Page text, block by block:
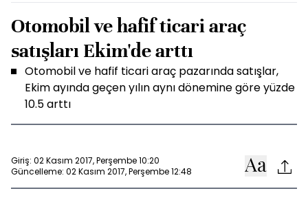
Otomobil ve hafif ticari araç
satışları Ekim'de arttı
Otomobil ve hafif ticari araç pazarında satışlar,
Ekim ayında geçen yılın aynı dönemine göre yüzde
10.5 arttı
Giriş: 02 Kasım 2017, Perşembe 10:20
Güncelleme: 02 Kasım 2017, Perşembe 12:48